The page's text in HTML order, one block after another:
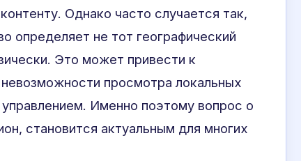
Однако часто случается так,
определяет не тот географический
Это может привести к
просмотра локальных
Именно поэтому вопрос о
становится актуальным для многих